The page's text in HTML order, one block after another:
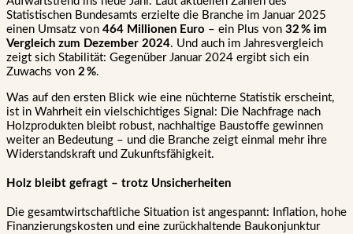
Statistischen Bundesamts erzielte die Branche im Januar 2025
einen Umsatz von 464 Millionen Euro – ein Plus von 32 % im
Vergleich zum Dezember 2024. Und auch im Jahresvergleich
zeigt sich Stabilität: Gegenüber Januar 2024 ergibt sich ein
Zuwachs von 2 %.
Was auf den ersten Blick wie eine nüchterne Statistik erscheint,
ist in Wahrheit ein vielschichtiges Signal: Die Nachfrage nach
Holzprodukten bleibt robust, nachhaltige Baustoffe gewinnen
weiter an Bedeutung – und die Branche zeigt einmal mehr ihre
Widerstandskraft und Zukunftsfähigkeit.
Holz bleibt gefragt – trotz Unsicherheiten
Die gesamtwirtschaftliche Situation ist angespannt: Inflation, hohe
Finanzierungskosten und eine zurückhaltende Baukonjunktur